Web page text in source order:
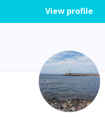
View profile